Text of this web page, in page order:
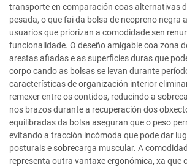
transporte en comparación coas alternativas
pesada, o que fai da bolsa de neopreno negra
usuarios que priorizan a comodidade sen
funcionalidade. O deseño amigable coa zona
arestas afiadas e as superficies duras que
corpo cando as bolsas se levan durante
características de organización interior
remexer entre os contidos, reducindo a
nos brazos durante a recuperación dos
equilibradas da bolsa aseguran que o peso
evitando a tracción incómoda que pode dar
posturais e sobrecarga muscular. A
representa outra vantaxe ergonómica, xa que